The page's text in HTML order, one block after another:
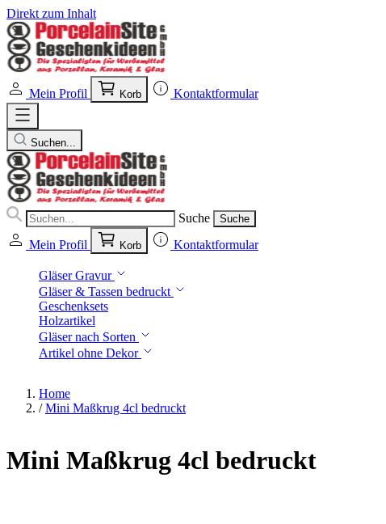
Direkt zum Inhalt
Mein Profil Korb Kontaktformular
Suchen...
Suche Suche
Mein Profil Korb Kontaktformular
Gläser Gravur
Gläser & Tassen bedruckt
Geschenksets
Holzartikel
Gläser nach Sorten
Artikel ohne Dekor
Home
/ Mini Maßkrug 4cl bedruckt
Mini Maßkrug 4cl bedruckt